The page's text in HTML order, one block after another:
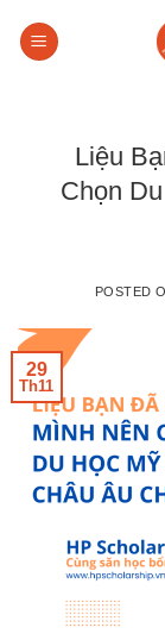
Liệu
Chọn
POSTED
29
Th11